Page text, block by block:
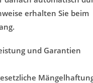
erhalten Sie beim
und Garantien